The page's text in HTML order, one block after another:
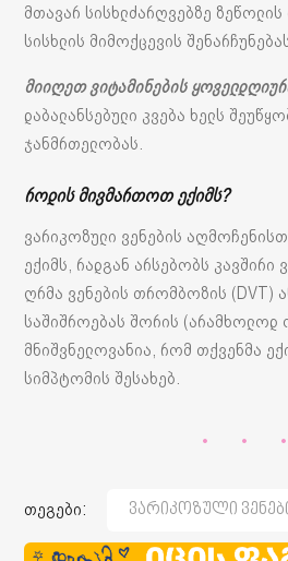
მთავარ სისხლძარღვებზე ზეწოლის
სისხლის მიმოქცევის
მიიღეთ ვიტამინების
დაბალანსებული კვება ხელს
ჯანმრთელობას.
როდის მივმართოთ ექიმს?
ვარიკოზული ვენების
ექიმს, რადგან არსებობს კავშირი
ღრმა ვენების თრომბოზის (DVT)
საშიშროებას შორის (არამხოლოდ
მნიშვნელოვანია, რომ თქვენმა
სიმპტომის შესახებ.
თეგები: Ვარიკოზული